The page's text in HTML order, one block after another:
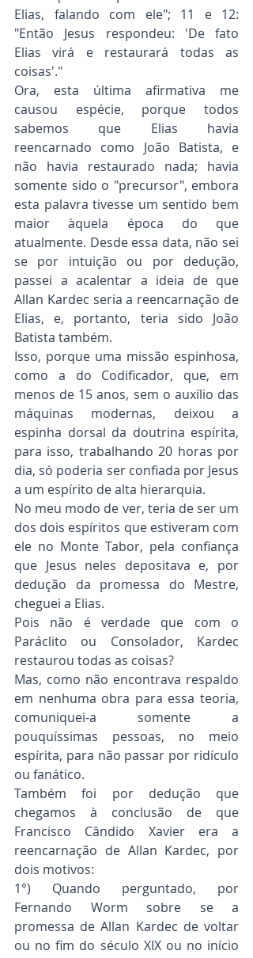
Elias, falando com ele"; 11 e 12:
"Então Jesus respondeu: 'De fato
Elias virá e restaurará todas as
coisas'."
Ora, esta última afirmativa me
causou espécie, porque todos
sabemos que Elias havia
reencarnado como João Batista, e
não havia restaurado nada; havia
somente sido o "precursor", embora
esta palavra tivesse um sentido bem
maior àquela época do que
atualmente. Desde essa data, não sei
se por intuição ou por dedução,
passei a acalentar a ideia de que
Allan Kardec seria a reencarnação de
Elias, e, portanto, teria sido João
Batista também.
Isso, porque uma missão espinhosa,
como a do Codificador, que, em
menos de 15 anos, sem o auxílio das
máquinas modernas, deixou a
espinha dorsal da doutrina espírita,
para isso, trabalhando 20 horas por
dia, só poderia ser confiada por Jesus
a um espírito de alta hierarquia.
No meu modo de ver, teria de ser um
dos dois espíritos que estiveram com
ele no Monte Tabor, pela confiança
que Jesus neles depositava e, por
dedução da promessa do Mestre,
cheguei a Elias.
Pois não é verdade que com o
Paráclito ou Consolador, Kardec
restaurou todas as coisas?
Mas, como não encontrava respaldo
em nenhuma obra para essa teoria,
comuniquei-a somente a
pouquíssimas pessoas, no meio
espírita, para não passar por ridículo
ou fanático.
Também foi por dedução que
chegamos à conclusão de que
Francisco Cândido Xavier era a
reencarnação de Allan Kardec, por
dois motivos:
1°) Quando perguntado, por
Fernando Worm sobre se a
promessa de Allan Kardec de voltar
ou no fim do século XIX ou no início